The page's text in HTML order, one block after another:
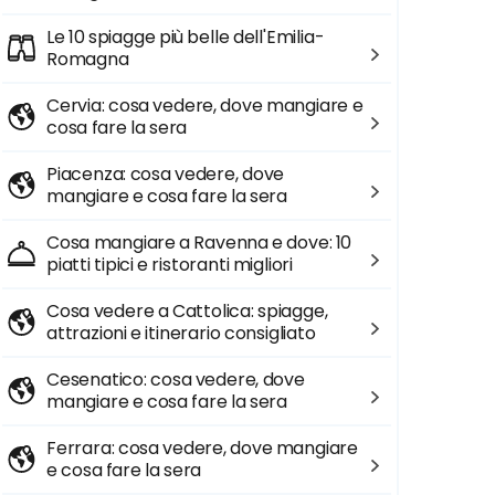
Le 10 spiagge più belle dell'Emilia-
Romagna
Cervia: cosa vedere, dove mangiare e
cosa fare la sera
Piacenza: cosa vedere, dove
mangiare e cosa fare la sera
Cosa mangiare a Ravenna e dove: 10
piatti tipici e ristoranti migliori
Cosa vedere a Cattolica: spiagge,
attrazioni e itinerario consigliato
Cesenatico: cosa vedere, dove
mangiare e cosa fare la sera
Ferrara: cosa vedere, dove mangiare
e cosa fare la sera